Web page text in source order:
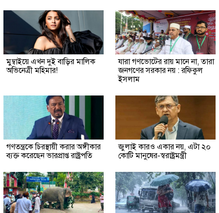
মুম্বাইয়ে এখন দুই বাড়ির মালিক
অভিনেত্রী মহিমার!
যারা গণভোটের রায় মানে না, তারা
জনগণের সরকার নয় : রফিকুল
ইসলাম
গণতন্ত্রকে চিরস্থায়ী করার অঙ্গীকার
ব্যক্ত করেছেন ভারপ্রাপ্ত রাষ্ট্রপতি
জুলাই কারও একার নয়, এটা ২০
কোটি মানুষের-স্বরাষ্ট্রমন্ত্রী